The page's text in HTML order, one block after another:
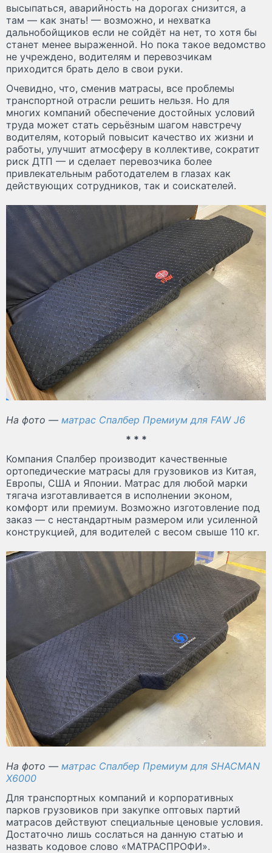
высыпаться, аварийность на дорогах снизится, а
там — как знать! — возможно, и нехватка
дальнобойщиков если не сойдёт на нет, то хотя бы
станет менее выраженной. Но пока такое ведомство
не учреждено, водителям и перевозчикам
приходится брать дело в свои руки.
Очевидно, что, сменив матрасы, все проблемы
транспортной отрасли решить нельзя. Но для
многих компаний обеспечение достойных условий
труда может стать серьёзным шагом навстречу
водителям, который повысит качество их жизни и
работы, улучшит атмосферу в коллективе, сократит
риск ДТП — и сделает перевозчика более
привлекательным работодателем в глазах как
действующих сотрудников, так и соискателей.
На фото — матрас Спалбер Премиум для FAW J6
* * *
Компания Спалбер производит качественные
ортопедические матрасы для грузовиков из Китая,
Европы, США и Японии. Матрас для любой марки
тягача изготавливается в исполнении эконом,
комфорт или премиум. Возможно изготовление под
заказ — с нестандартным размером или усиленной
конструкцией, для водителей с весом свыше 110 кг.
На фото — матрас Спалбер Премиум для SHACMAN
X6000
Для транспортных компаний и корпоративных
парков грузовиков при закупке оптовых партий
матрасов действуют специальные ценовые условия.
Достаточно лишь сослаться на данную статью и
назвать кодовое слово «МАТРАСПРОФИ».